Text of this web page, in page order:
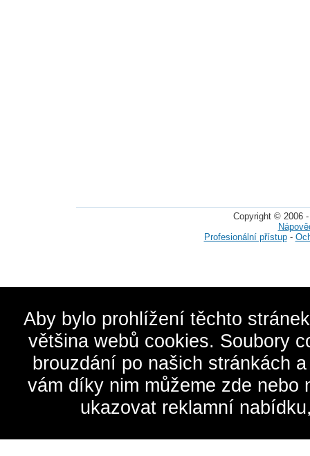
Copyright © 2006
Profesionální přístup-
Aby bylo prohlížení těchto
většina webů cookies. Soubory
brouzdání po našich stránkách
vám díky nim můžeme zde
ukazovat reklamní